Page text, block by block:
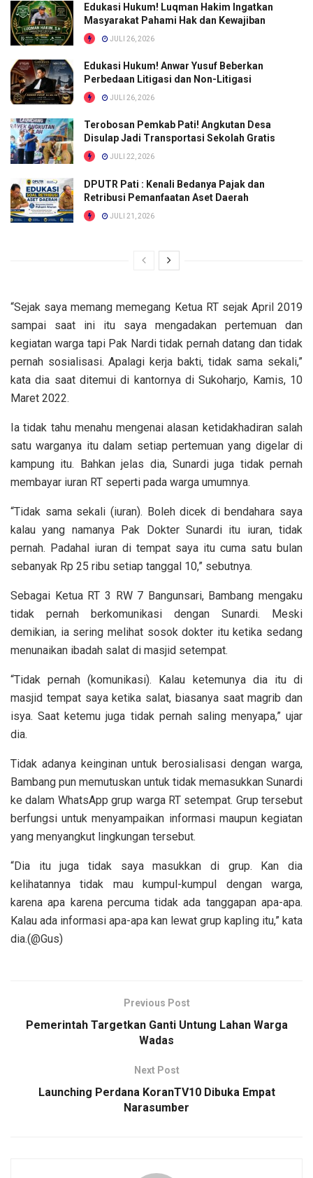
Edukasi Hukum! Luqman Hakim Ingatkan
Masyarakat Pahami Hak dan Kewajiban
JULI 26, 2026
Edukasi Hukum! Anwar Yusuf Beberkan
Perbedaan Litigasi dan Non-Litigasi
JULI 26, 2026
Terobosan Pemkab Pati! Angkutan Desa
Disulap Jadi Transportasi Sekolah Gratis
JULI 22, 2026
DPUTR Pati : Kenali Bedanya Pajak dan
Retribusi Pemanfaatan Aset Daerah
JULI 21, 2026
“Sejak saya memang memegang Ketua RT sejak April 2019
sampai saat ini itu saya mengadakan pertemuan dan
kegiatan warga tapi Pak Nardi tidak pernah datang dan tidak
pernah sosialisasi. Apalagi kerja bakti, tidak sama sekali,”
kata dia saat ditemui di kantornya di Sukoharjo, Kamis, 10
Maret 2022.
Ia tidak tahu menahu mengenai alasan ketidakhadiran salah
satu warganya itu dalam setiap pertemuan yang digelar di
kampung itu. Bahkan jelas dia, Sunardi juga tidak pernah
membayar iuran RT seperti pada warga umumnya.
“Tidak sama sekali (iuran). Boleh dicek di bendahara saya
kalau yang namanya Pak Dokter Sunardi itu iuran, tidak
pernah. Padahal iuran di tempat saya itu cuma satu bulan
sebanyak Rp 25 ribu setiap tanggal 10,” sebutnya.
Sebagai Ketua RT 3 RW 7 Bangunsari, Bambang mengaku
tidak pernah berkomunikasi dengan Sunardi. Meski
demikian, ia sering melihat sosok dokter itu ketika sedang
menunaikan ibadah salat di masjid setempat.
“Tidak pernah (komunikasi). Kalau ketemunya dia itu di
masjid tempat saya ketika salat, biasanya saat magrib dan
isya. Saat ketemu juga tidak pernah saling menyapa,” ujar
dia.
Tidak adanya keinginan untuk berosialisasi dengan warga,
Bambang pun memutuskan untuk tidak memasukkan Sunardi
ke dalam WhatsApp grup warga RT setempat. Grup tersebut
berfungsi untuk menyampaikan informasi maupun kegiatan
yang menyangkut lingkungan tersebut.
“Dia itu juga tidak saya masukkan di grup. Kan dia
kelihatannya tidak mau kumpul-kumpul dengan warga,
karena apa karena percuma tidak ada tanggapan apa-apa.
Kalau ada informasi apa-apa kan lewat grup kapling itu,” kata
dia.(@Gus)
Previous Post
Pemerintah Targetkan Ganti Untung Lahan Warga
Wadas
Next Post
Launching Perdana KoranTV10 Dibuka Empat
Narasumber